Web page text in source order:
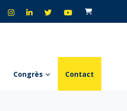
Congrès Contact